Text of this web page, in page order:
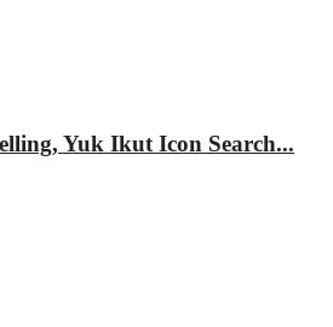
Yuk Ikut Icon Search...